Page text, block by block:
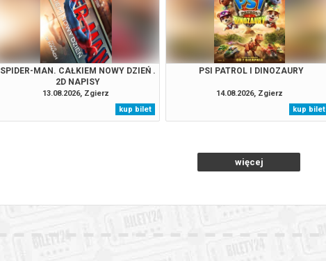
SPIDER-MAN. CAŁKIEM NOWY DZIEŃ .
2D NAPISY
13.08.2026, Zgierz
kup bilet
PSI PATROL I DINOZAURY
14.08.2026, Zgierz
kup bilet
więcej